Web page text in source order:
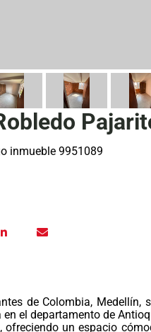
inmueble 9951089
de Colombia, Medellín,
el departamento de
ofreciendo un espacio